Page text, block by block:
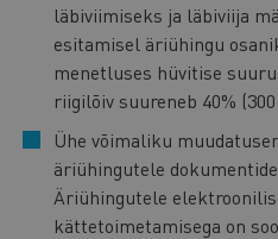
läbiviimiseks ja läbiviija
esitamisel äriühingu
menetluses hüvitise
riigilõiv suureneb 40%
Ühe võimaliku
äriühingutele
Äriühingutele
kättetoimetamisega on